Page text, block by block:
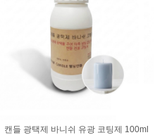
캔들 광택제 바니쉬 유광 코팅제 100ml